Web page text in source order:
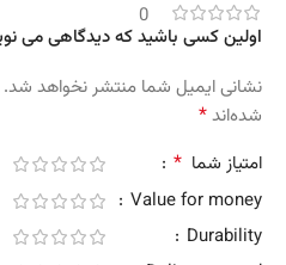
0
اولین کسی باشید که دیدگاهی می
نشانی ایمیل شما منتشر نخواهد شد.
شده‌اند*
امتیاز شما *
Value for money
Durability